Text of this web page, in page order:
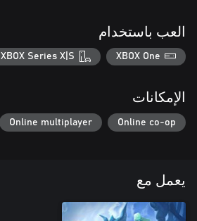
العب باستخدام
XBOX One
XBOX Series X|S
الإمكانات
Online co-op
Online multiplayer
يعمل مع